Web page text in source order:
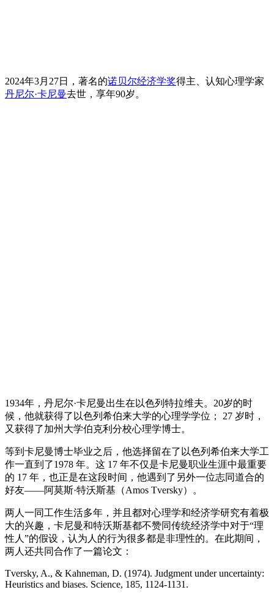
2024年3月27日，著名的诺贝尔经济学奖得主、认知心理学家
丹尼尔·卡尼曼去世，享年90岁。
1934年，丹尼尔·卡尼曼出生在以色列特拉维夫。20岁的时
候，他就获得了以色列希伯来大学的心理学学位； 27 岁时，
又获得了加州大学伯克利分校心理学博士。
等到卡尼曼博士毕业之后，他选择留在了以色列希伯来大学工
作一直到了1978 年。这 17 年不仅是卡尼曼职业生涯中最重要
的 17 年，也正是在这段时间，他遇到了另外一位志同道合的
好友——阿莫斯·特沃斯基（Amos Tversky）。
两人一同工作生活多年，并且都对心理学和经济学研究有着极
大的兴趣，卡尼曼和特沃斯基都不赞同传统经济学中对于“理
性人”的假设，认为人的行为很多都是非理性的。在此期间，
两人还共同合作了一篇论文：
Tversky, A., & Kahneman, D. (1974). Judgment under uncertainty:
Heuristics and biases. Science, 185, 1124-1131.